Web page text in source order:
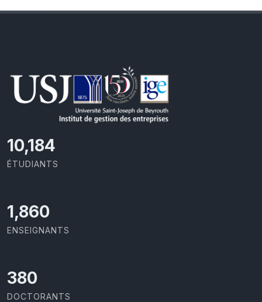
11,110
ÉTUDIANTS
2,029
ENSEIGNANTS
414
DOCTORANTS